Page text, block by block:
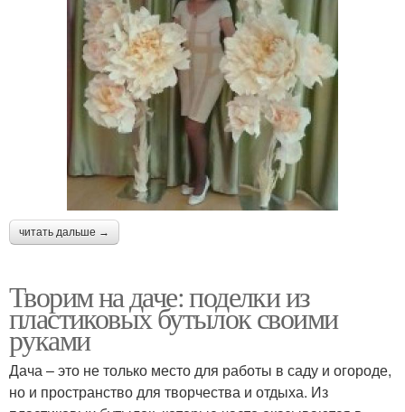
читать дальше →
Творим на даче: поделки из
пластиковых бутылок своими
руками
Дача – это не только место для работы в саду и огороде,
но и пространство для творчества и отдыха. Из